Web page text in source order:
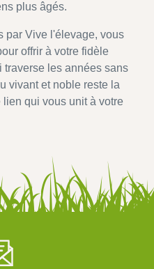
plus âgés.
par Vive l'élevage, vous
offrir à votre fidèle
les années sans
vivant et noble reste la
qui vous unit à votre